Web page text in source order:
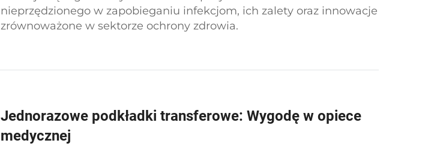
nieprzędzionego w zapobieganiu infekcjom, ich zalety oraz innowacje
zrównoważone w sektorze ochrony zdrowia.
Jednorazowe podkładki transferowe: Wygodę w opiece
medycznej